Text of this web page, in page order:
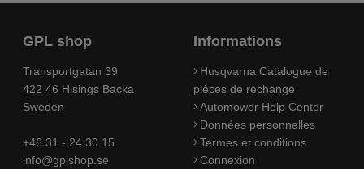
GPL shop
Transportgatan 39
422 46 Hisings Backa
Sweden
+46 31 - 24 30 15
info@gplshop.se
Informations
Husqvarna Catalogue de
pièces de rechange
Automower Help Center
Données personnelles
Termes et conditions
Connexion